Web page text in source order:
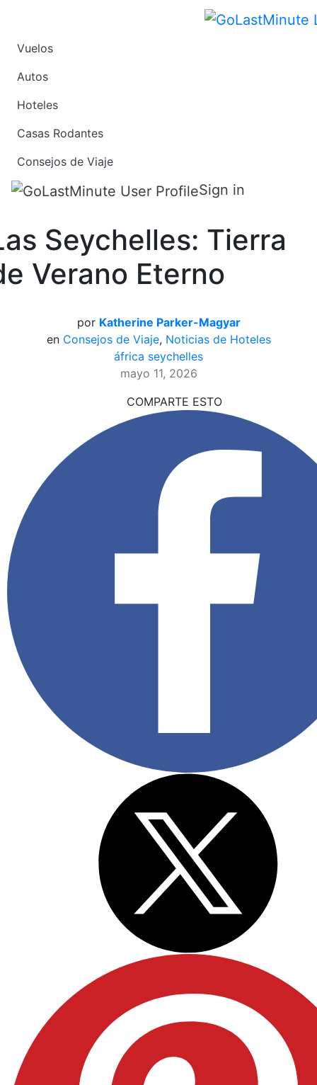
Vuelos
Autos
Hoteles
Casas Rodantes
Consejos de Viaje
Sign in
Seychelles: Tierra
Verano Eterno
por Katherine Parker-Magyar
en Consejos de Viaje, Noticias de Hoteles
áfrica seychelles
mayo 11, 2026
COMPARTE ESTO